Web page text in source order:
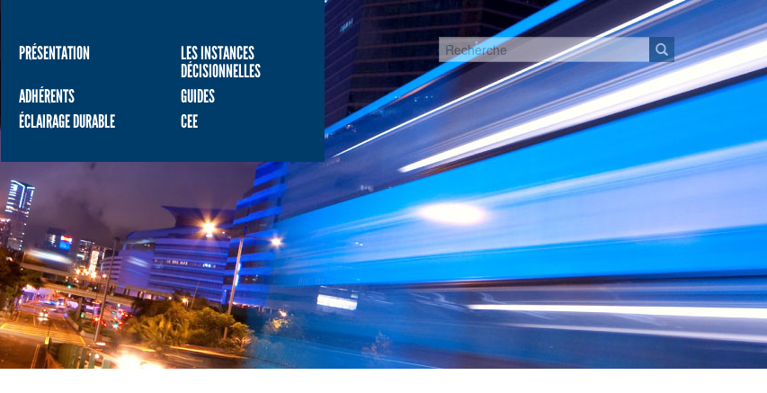
PRÉSENTATION
LES INSTANCES
DÉCISIONNELLES
ADHÉRENTS
GUIDES
ÉCLAIRAGE DURABLE
CEE